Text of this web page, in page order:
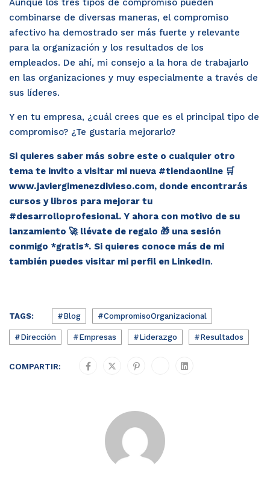
Aunque los tres tipos de compromiso pueden
combinarse de diversas maneras, el compromiso
afectivo ha demostrado ser más fuerte y relevante
para la organización y los resultados de los
empleados. De ahí, mi consejo a la hora de trabajarlo
en las organizaciones y muy especialmente a través de
sus líderes.
Y en tu empresa, ¿cuál crees que es el principal tipo de
compromiso? ¿Te gustaría mejorarlo?
Si quieres saber más sobre este o cualquier otro
tema te invito a visitar mi nueva #tiendaonline 🛒
www.javiergimenezdivieso.com, donde encontrarás
cursos y libros para mejorar tu
#desarrolloprofesional. Y ahora con motivo de su
lanzamiento 🚀 llévate de regalo 🎁 una sesión
conmigo *gratis*. Si quieres conoce más de mi
también puedes visitar mi perfil en LinkedIn.
TAGS: #Blog #CompromisoOrganizacional
#Dirección #Empresas #Liderazgo #Resultados
COMPARTIR: